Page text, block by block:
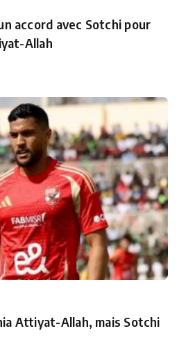
accord avec Sotchi pour
Allah
Attiyat-Allah, mais Sotchi